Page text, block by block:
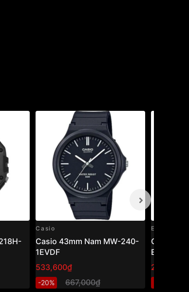
Casio
Casio 43mm Nam MW-240-
1EVDF
533,600₫
-20% 667,000₫
Edifice
Casio
EFR-